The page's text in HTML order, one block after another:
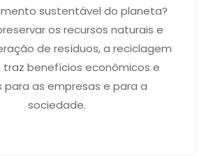
sustentável do planeta?
os recursos naturais e
de resíduos, a reciclagem
benefícios econômicos e
para as empresas e para a
sociedade.